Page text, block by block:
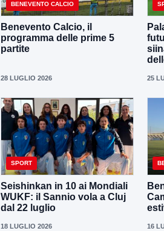
BENEVENTO CALCIO
Benevento Calcio, il
programma delle prime 5
partite
28 LUGLIO 2026 25
SPORT
Seishinkan in 10 ai Mondiali
WUKF: il Sannio vola a Cluj
dal 22 luglio
18 LUGLIO 2026 16